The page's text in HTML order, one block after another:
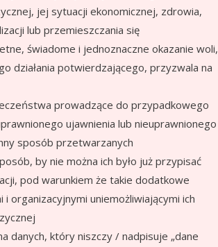
jej sytuacji ekonomicznej, zdrowia,
lub przemieszczania się
świadome i jednoznaczne okazanie woli,
działania potwierdzającego, przyzwala na
prowadzące do przypadkowego
ujawnienia lub nieuprawnionego
sposób przetwarzanych
by nie można ich było już przypisać
pod warunkiem że takie dodatkowe
organizacyjnymi uniemożliwiającymi ich
danych, który niszczy / nadpisuje „dane